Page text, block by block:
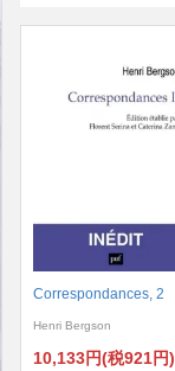
Correspondances, 2
Henri Bergson
10,133円(税921円)